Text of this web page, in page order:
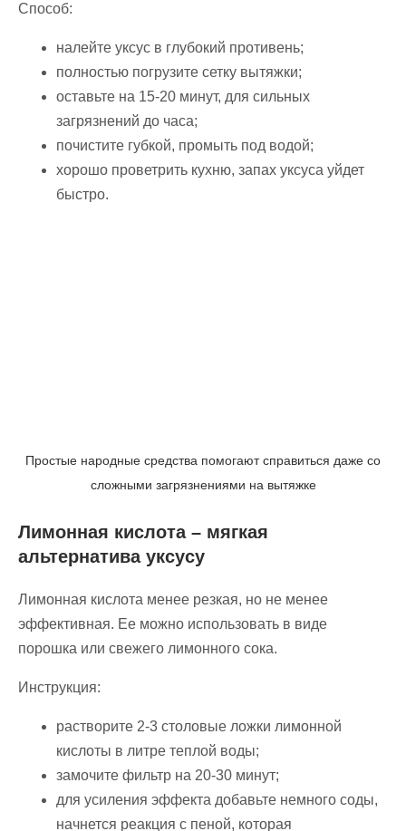
Способ:
налейте уксус в глубокий противень;
полностью погрузите сетку вытяжки;
оставьте на 15-20 минут, для сильных
загрязнений до часа;
почистите губкой, промыть под водой;
хорошо проветрить кухню, запах уксуса уйдет
быстро.
Простые народные средства помогают справиться даже со
сложными загрязнениями на вытяжке
Лимонная кислота – мягкая
альтернатива уксусу
Лимонная кислота менее резкая, но не менее
эффективная. Ее можно использовать в виде
порошка или свежего лимонного сока.
Инструкция:
растворите 2-3 столовые ложки лимонной
кислоты в литре теплой воды;
замочите фильтр на 20-30 минут;
для усиления эффекта добавьте немного соды,
начнется реакция с пеной, которая